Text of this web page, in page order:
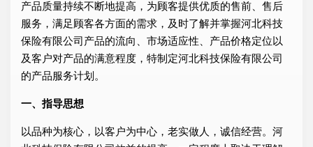
产品质量持续不断地提高，为顾客提供优质的售前、售后
服务，满足顾客各方面的需求，及时了解并掌握河北科技
保险有限公司产品的流向、市场适应性、产品价格定位以
及客户对产品的满意程度，特制定河北科技保险有限公司
的产品服务计划。
一、指导思想
以品种为核心，以客户为中心，老实做人，诚信经营。河